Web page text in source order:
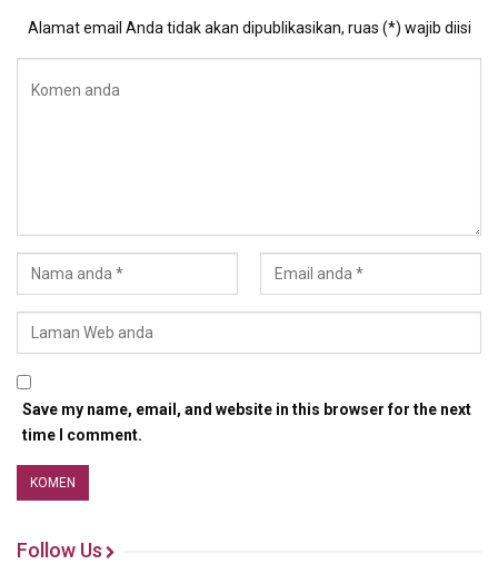
Alamat email Anda tidak akan dipublikasikan, ruas (*) wajib diisi
Save my name, email, and website in this browser for the next
time I comment.
Follow Us